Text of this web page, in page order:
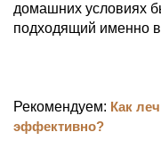
домашних условиях
подходящий именно
Рекомендуем: Как
эффективно?